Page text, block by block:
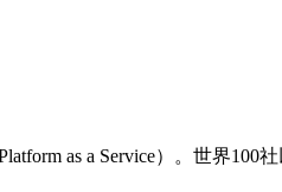
as a Service）。世界